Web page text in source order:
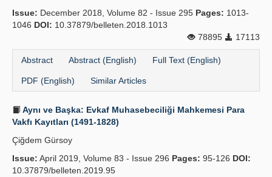
Issue: December 2018, Volume 82 - Issue 295 Pages: 1013-
1046 DOI: 10.37879/belleten.2018.1013
78895
17113
Abstract Abstract (English) Full Text (English)
PDF (English) Similar Articles
Aynı ve Başka: Evkaf Muhasebeciliği Mahkemesi Para
Vakfı Kayıtları (1491-1828)
Çiğdem Gürsoy
Issue: April 2019, Volume 83 - Issue 296 Pages: 95-126 DOI:
10.37879/belleten.2019.95